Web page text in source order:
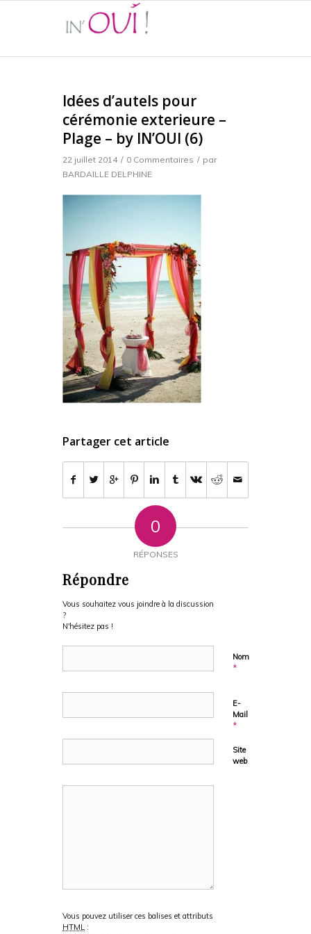
Idées d’autels pour
cérémonie exterieure –
Plage – by IN’OUI (6)
22 juillet 2014 / 0 Commentaires / par
BARDAILLE DELPHINE
Partager cet article
0
RÉPONSES
Répondre
Vous souhaitez vous joindre à la discussion
?
N'hésitez pas !
Nom
*
E-
Mail
*
Site
web
Vous pouvez utiliser ces balises et attributs
HTML :